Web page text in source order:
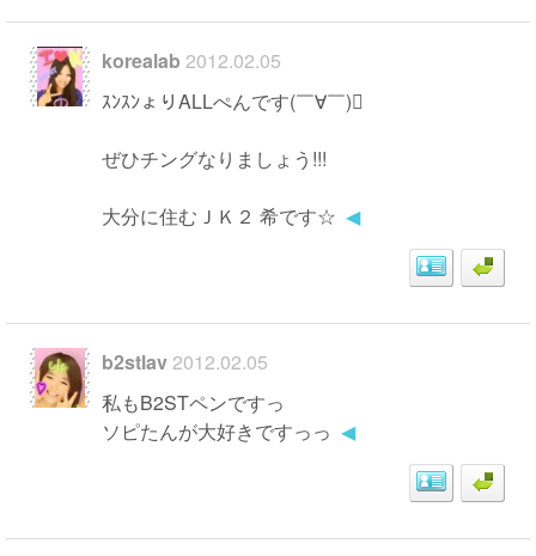
korealab 2012.02.05
ｽﾝｽﾝょりALLぺんです(￣∀￣)
ぜひチングなりましょう!!!
大分に住むＪＫ２ 希です☆ ◀
b2stlav2012.02.05
私もB2STペンですっ
ソピたんが大好きですっっ ◀